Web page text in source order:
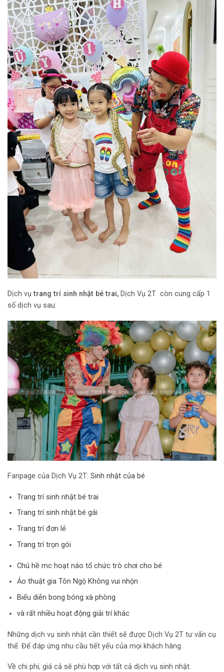
Dịch vụ trang trí sinh nhật bé trai, Dịch Vụ 2T còn cung cấp 1
số dịch vụ sau:
Fanpage của Dịch Vụ 2T: Sinh nhật của bé
Trang trí sinh nhật bé trai
Trang trí sinh nhật bé gái
Trang trí đơn lẻ
Trang trí trọn gói
Chú hề mc hoạt náo tổ chức trò chơi cho bé
Ảo thuật gia Tôn Ngộ Không vui nhộn
Biểu diễn bong bóng xà phòng
và rất nhiều hoạt động giải trí khác
Những dịch vụ sinh nhật cần thiết sẽ được Dịch Vụ 2T tư vấn cụ
thể. Để đáp ứng nhu cầu tiết yếu của mọi khách hàng.
Về chi phí, giá cả sẽ phù hợp với tất cả dịch vụ sinh nhật.